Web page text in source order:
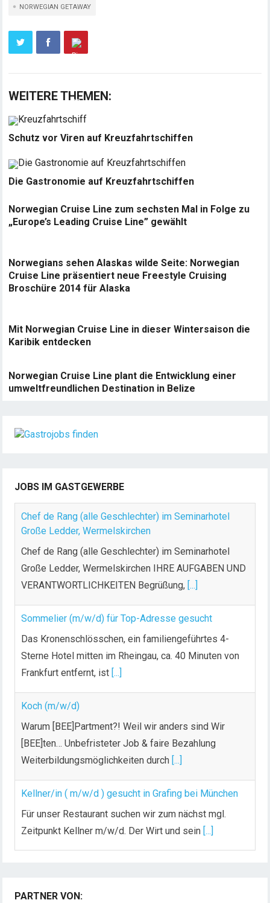
NORWEGIAN GETAWAY
WEITERE THEMEN:
Schutz vor Viren auf Kreuzfahrtschiffen
Die Gastronomie auf Kreuzfahrtschiffen
Norwegian Cruise Line zum sechsten Mal in Folge zu
„Europe’s Leading Cruise Line” gewählt
Norwegians sehen Alaskas wilde Seite: Norwegian
Cruise Line präsentiert neue Freestyle Cruising
Broschüre 2014 für Alaska
Mit Norwegian Cruise Line in dieser Wintersaison die
Karibik entdecken
Norwegian Cruise Line plant die Entwicklung einer
umweltfreundlichen Destination in Belize
JOBS IM GASTGEWERBE
Chef de Rang (alle Geschlechter) im Seminarhotel
Große Ledder, Wermelskirchen
Chef de Rang (alle Geschlechter) im Seminarhotel
Große Ledder, Wermelskirchen IHRE AUFGABEN UND
VERANTWORTLICHKEITEN Begrüßung, [...]
Sommelier (m/w/d) für Top-Adresse gesucht
Das Kronenschlösschen, ein familiengeführtes 4-
Sterne Hotel mitten im Rheingau, ca. 40 Minuten von
Frankfurt entfernt, ist [...]
Koch (m/w/d)
Warum [BEE]Partment?! Weil wir anders sind Wir
[BEE]ten… Unbefristeter Job & faire Bezahlung
Weiterbildungsmöglichkeiten durch [...]
Kellner/in ( m/w/d ) gesucht in Grafing bei München
Für unser Restaurant suchen wir zum nächst mgl.
Zeitpunkt Kellner m/w/d. Der Wirt und sein [...]
Dein Arbeitsplatz mit Urlaubsfeeling Chef de Rang
PARTNER VON: